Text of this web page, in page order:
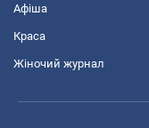
Афіша
Краса
Жіночий журнал